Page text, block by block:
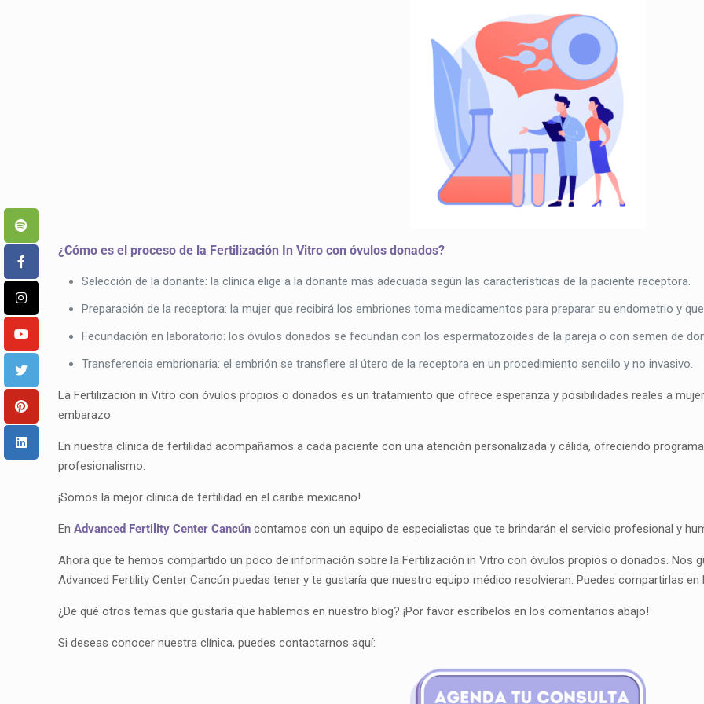
¿Cómo es el proceso de la Fertilización In Vitro con óvulos donados?
Selección de la donante: la clínica elige a la donante más adecuada según las características de la paciente receptora.
Preparación de la receptora: la mujer que recibirá los embriones toma medicamentos para preparar su endometrio y
Fecundación en laboratorio: los óvulos donados se fecundan con los espermatozoides de la pareja o con semen de
Transferencia embrionaria: el embrión se transfiere al útero de la receptora en un procedimiento sencillo y no invasivo.
La Fertilización in Vitro con óvulos propios o donados es un tratamiento que ofrece esperanza y posibilidades reales a
embarazo
En nuestra clínica de fertilidad acompañamos a cada paciente con una atención personalizada y cálida, ofreciendo
profesionalismo.
¡Somos la mejor clínica de fertilidad en el caribe mexicano!
EnAdvanced Fertility Center Cancún contamos con un equipo de especialistas que te brindarán el servicio profesional y
Ahora que te hemos compartido un poco de información sobre la Fertilización in Vitro con óvulos propios o donados. Nos
Advanced Fertility Center Cancún puedas tener y te gustaría que nuestro equipo médico resolvieran. Puedes compartirlas
¿De qué otros temas que gustaría que hablemos en nuestro blog? ¡Por favor escríbelos en los comentarios abajo!
Si deseas conocer nuestra clínica, puedes contactarnos aquí: